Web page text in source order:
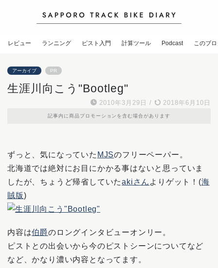
レビュー ランニング ピスト入門 計算ツール Podcast このブ
アーカイブ PR
生涯川向こう"Bootleg"
2010年3月29日 / 2018年6月10日
記事内に商品プロモーションを含む場合があります
ずっと、気になっていた MJSのフリーペーパー。
北海道では絶対にお目にかかる事はないと思っていま
したが、ちょうど帰省していたakiさん よりゲット！(海
賊版)
内容は伯爵のロングインタビューオンリー。
ピストとの出会いから今のピストシーンについてなど
など、かなり濃い内容となってます。